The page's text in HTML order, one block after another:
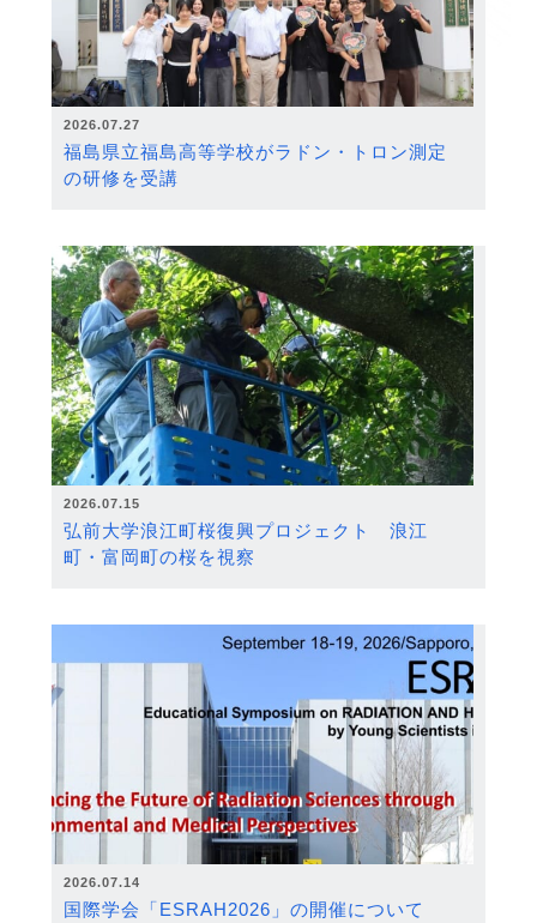
2026.07.27
福島県立福島高等学校がラドン・トロン測定
の研修を受講
2026.07.15
弘前大学浪江町桜復興プロジェクト 浪江
町・富岡町の桜を視察
2026.07.14
国際学会「ESRAH2026」の開催について